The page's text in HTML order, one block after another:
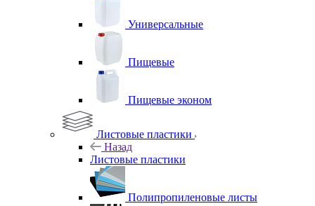
Универсальные
Пищевые
Пищевые эконом
Листовые пластики
Назад
Листовые пластики
Полипропиленовые листы